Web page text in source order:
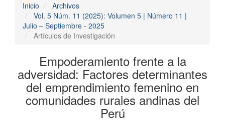
Inicio
Archivos
Vol. 5 Núm. 11 (2025): Volumen 5 | Número 11 |
Julio – Septiembre - 2025
Artículos de Investigación
Empoderamiento frente a la
adversidad: Factores determinantes
del emprendimiento femenino en
comunidades rurales andinas del
Perú